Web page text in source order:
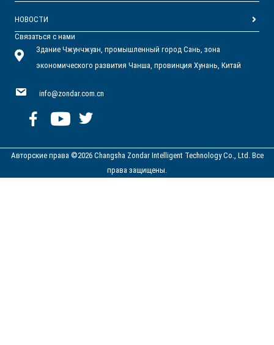
НОВОСТИ
Связаться с нами
Здание Чжунчжуан, промышленный город Сань, зона
экономического развития Чанша, провинция Хунань, Китай
info@zondar.com.cn
Авторские права ©2026 Changsha Zondar Intelligent Technology Co., Ltd. Все
права защищены.